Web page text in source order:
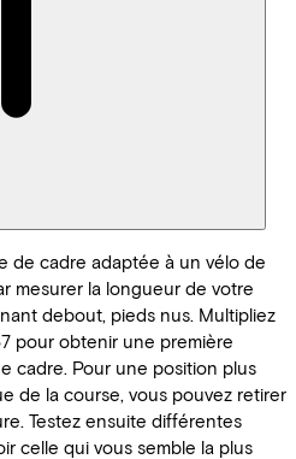
de cadre adaptée à un vélo de
mesurer la longueur de votre
debout, pieds nus. Multipliez
pour obtenir une première
cadre. Pour une position plus
de la course, vous pouvez retirer
Testez ensuite différentes
celle qui vous semble la plus